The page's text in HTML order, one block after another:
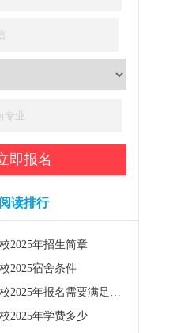
阅读排行
2025年招生简章
2025宿舍条件
上海市医药学校2025年报名需要满足哪些条件
2025年学费多少